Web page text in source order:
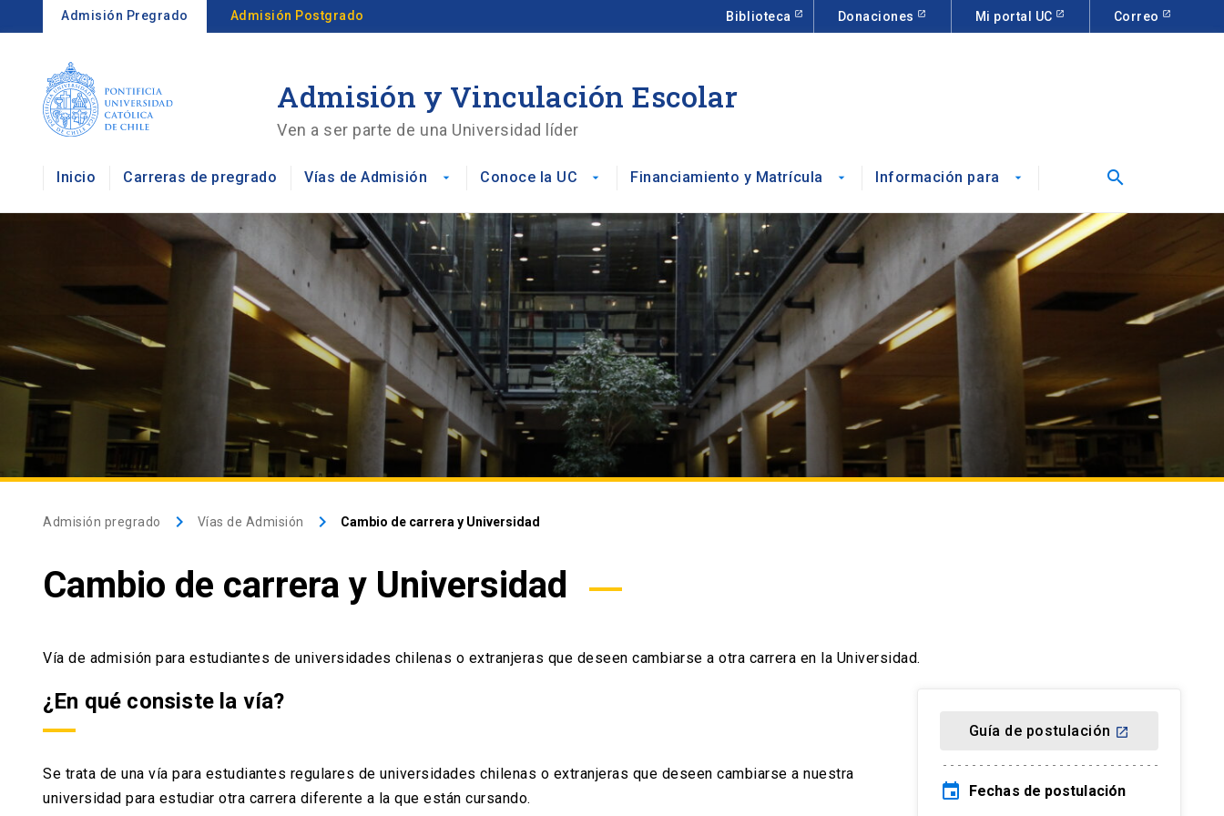
Admisión Pregrado Admisión Postgrado Biblioteca Donaciones Mi portal UC Correo
Admisión y Vinculación Escolar
Ven a ser parte de una Universidad líder
Inicio Carreras de pregrado Vías de Admisión arrow_drop_down Conoce la UC arrow_drop_down Financiamiento y Matrícula arrow_drop_down Información para arrow_drop_down search
Admisión pregrado keyboard_arrow_right Vías de Admisión keyboard_arrow_right Cambio de carrera y Universidad
Cambio de carrera y Universidad
Vía de admisión para estudiantes de universidades chilenas o extranjeras que deseen cambiarse a otra carrera en la Universidad.
¿En qué consiste la vía?
Se trata de una vía para estudiantes regulares de universidades chilenas o extranjeras que deseen cambiarse a nuestra
universidad para estudiar otra carrera diferente a la que están cursando.
Guía de postulación launch
event
Fechas de postulación